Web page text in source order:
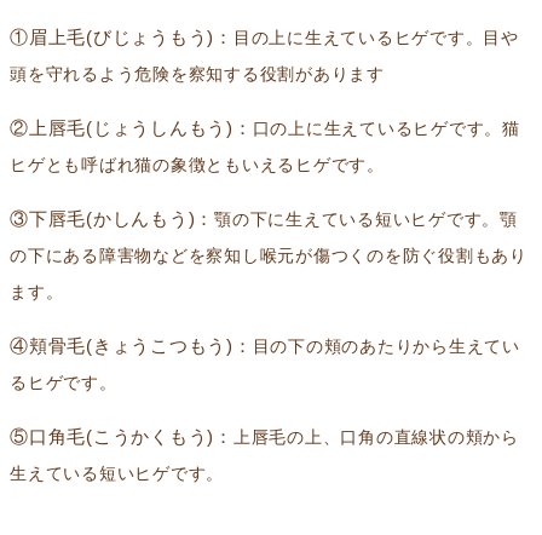
①眉上毛(びじょうもう)： 目の上に生えているヒゲです。目や
頭を守れるよう危険を察知する役割があります
②上唇毛(じょうしんもう)： 口の上に生えているヒゲです。猫
ヒゲとも呼ばれ猫の象徴ともいえるヒゲです。
③下唇毛(かしんもう)： 顎の下に生えている短いヒゲです。顎
の下にある障害物などを察知し喉元が傷つくのを防ぐ役割もあり
ます。
④頬骨毛(きょうこつもう)： 目の下の頬のあたりから生えてい
るヒゲです。
⑤口角毛(こうかくもう)：
上唇毛の上、口角の直線状の頬から
生えている短いヒゲです。